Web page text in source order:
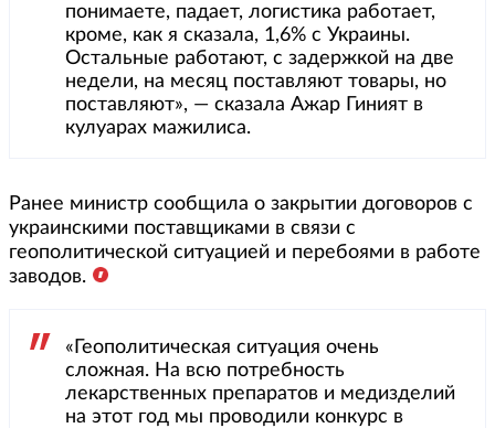
понимаете, падает, логистика работает,
кроме, как я сказала, 1,6% с Украины.
Остальные работают, с задержкой на две
недели, на месяц поставляют товары, но
поставляют», — сказала Ажар Гиният в
кулуарах мажилиса.
Ранее министр сообщила о закрытии договоров с
украинскими поставщиками в связи с
геополитической ситуацией и перебоями в работе
заводов.
«Геополитическая ситуация очень
сложная. На всю потребность
лекарственных препаратов и медизделий
на этот год мы проводили конкурс в